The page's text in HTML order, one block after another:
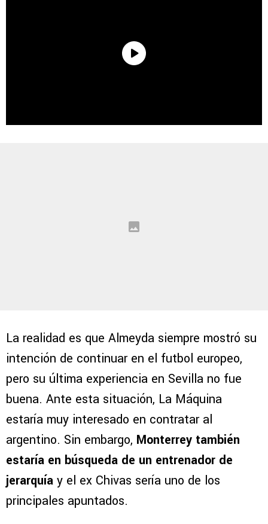
La realidad es que Almeyda siempre mostró su
intención de continuar en el futbol europeo,
pero su última experiencia en Sevilla no fue
buena. Ante esta situación, La Máquina
estaría muy interesado en contratar al
argentino. Sin embargo, Monterrey también
estaría en búsqueda de un entrenador de
jerarquía y el ex Chivas sería uno de los
principales apuntados.